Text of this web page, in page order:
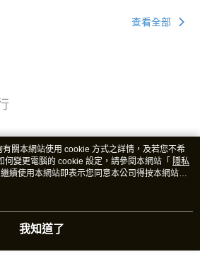
查看全部
關本網站使用 cookie 方式之詳情，及若您不希
何變更電腦的 cookie 設定，請參閱本網站「 隱私
續使用本網站即表示您同意本公司得按本網站使
。
我知道了